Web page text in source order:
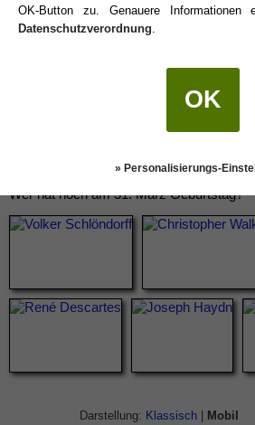
Wer hat noch am 31. März Geburtstag?
Darstellung: Klassisch| Mobil
OK-Button zu. Genauere Informationen
Datenschutzverordnung
OK
» Personalisierungs-